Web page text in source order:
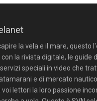
la vela e il mare, questo
la rivista digitale, le guide
speciali in video che
e di mercato
lettori la loro passione